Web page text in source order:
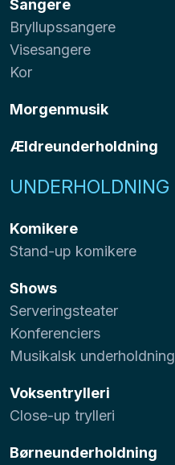
Sangere
Bryllupssangere
Visesangere
Kor
Morgenmusik
Ældreunderholdning
UNDERHOLDNING
Komikere
Stand-up komikere
Shows
Serveringsteater
Konferenciers
Musikalsk underholdning
Voksentrylleri
Close-up trylleri
Børneunderholdning